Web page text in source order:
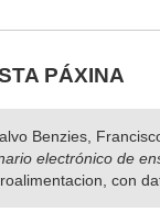
PÁXINA
Benzies,
electrónico de
con